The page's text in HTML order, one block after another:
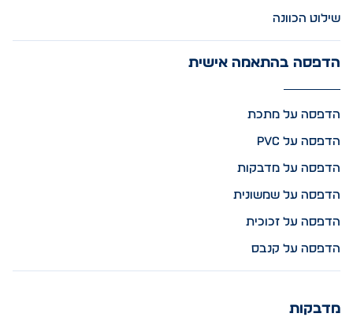
שילוט הכוונה
הדפסה בהתאמה אישית
הדפסה על מתכת
הדפסה על PVC
הדפסה על מדבקות
הדפסה על שמשונית
הדפסה על זכוכית
הדפסה על קנבס
מדבקות